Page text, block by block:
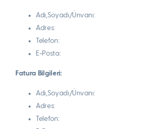
Adı,Soyadı/Ünvanı:
Adres:
Telefon:
E-Posta:
Fatura Bilgileri:
Adı,Soyadı/Ünvanı:
Adres:
Telefon: